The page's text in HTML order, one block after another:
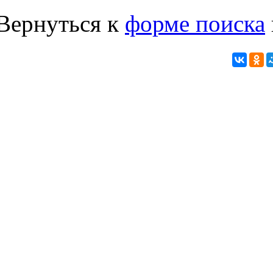
к форме поиска